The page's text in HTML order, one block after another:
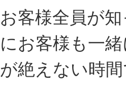
お客様全員が
にお客様も一
が絶えない時